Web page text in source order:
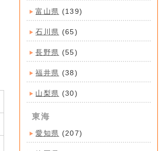
富山県 (139)
石川県 (65)
長野県 (55)
福井県 (38)
山梨県 (30)
東海
愛知県 (207)